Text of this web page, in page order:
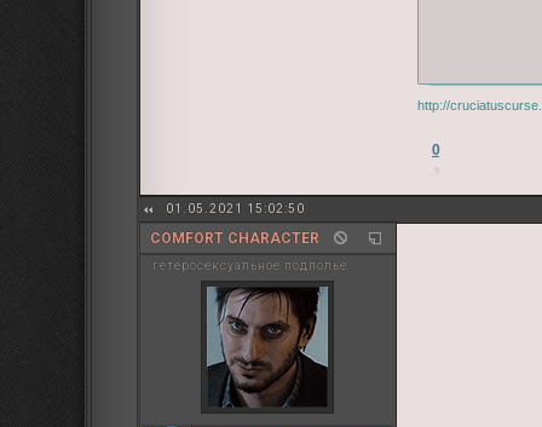
http://
0
01.05.2021 15:02:50
COMFORT CHARACTER
гетеросексуальное подполье